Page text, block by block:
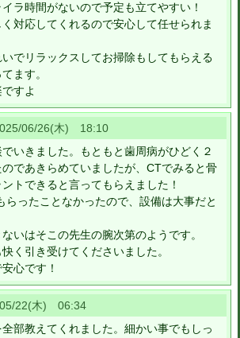
ラ時間がないので予定も立てやすい！
対応してくれるので安心して任せられま
でリラックスしてお掃除もしてもらえる
ます。
すよ
06/26(木) 18:10
いきました。もともと歯周病がひどく２
であきらめていましたが、CTでみると骨
トできると言ってもらえました！
らったことなかったので、設備は大事だと
いはそこの先生の腕次第のようです。
く引き受けてくださいました。
心です！
22(木) 06:34
部教えてくれました。細かい事でもしっ